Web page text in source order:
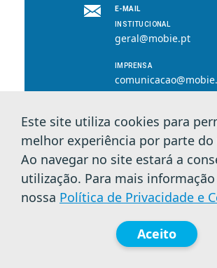
E-MAIL
INSTITUCIONAL
geral@mobie.pt
IMPRENSA
© 2026 MOBI.E. Todos os direitos
Política de Privacidade e
Este site utiliza cookies para
melhor experiência por parte do
Ao navegar no site estará a
utilização. Para mais
nossa Política de Privacidade e
Aceito